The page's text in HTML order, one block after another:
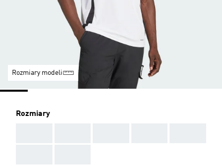
Rozmiary modeli
Rozmiary